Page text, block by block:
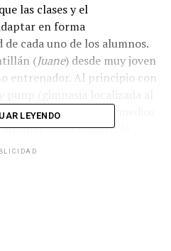
las clases y el
en forma
cada uno de los alumnos.
(Juane) desde muy joven
entrenador. Al principio con
contaba con poco medios
hasta adquirir la
ciclo con el título de
LEYENDO